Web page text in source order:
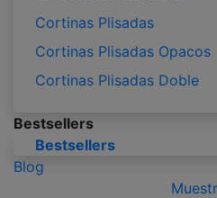
Cortinas Plisadas
Cortinas Plisadas Opacos
Cortinas Plisadas Doble
Bestsellers
Bestsellers
Blog